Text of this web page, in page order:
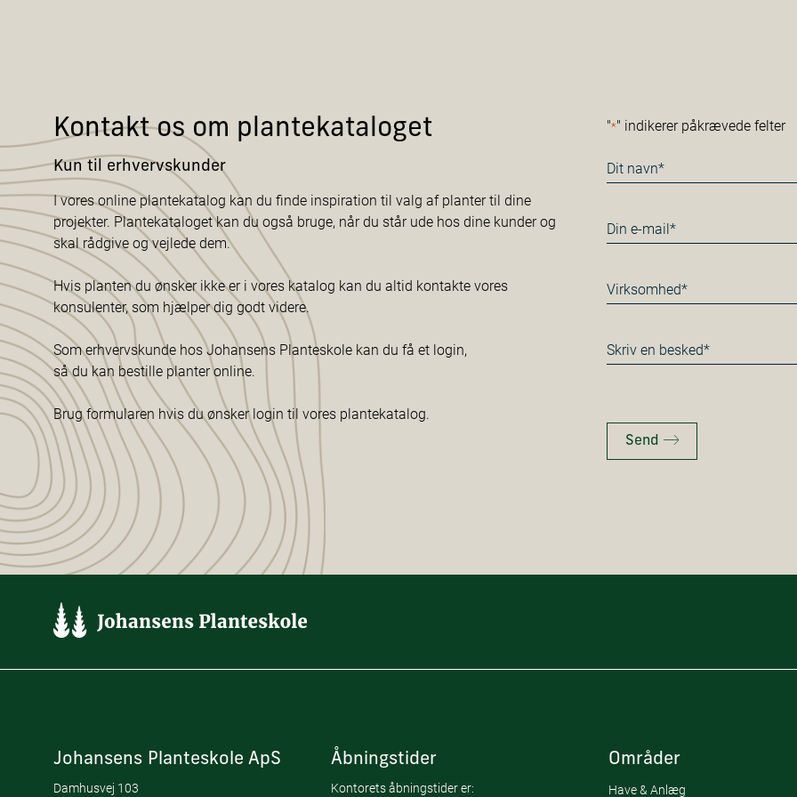
Kontakt os om plantekataloget
Kun til erhvervskunder
I vores online plantekatalog kan du finde inspiration til valg af planter til dine
projekter. Plantekataloget kan du også bruge, når du står ude hos dine kunder og
skal rådgive og vejlede dem.
Hvis planten du ønsker ikke er i vores katalog kan du altid kontakte vores
konsulenter, som hjælper dig godt videre.
Som erhvervskunde hos Johansens Planteskole kan du få et login,
så du kan bestille planter online.
Brug formularen hvis du ønsker login til vores plantekatalog.
"*" indikerer påkrævede felter
Navn
*
E-
mail
Virksomhed*
*
Besked
*
Send
Johansens Planteskole ApS
Damhusvej 103
Åbningstider
Kontorets åbningstider er:
Områder
Have & Anlæg